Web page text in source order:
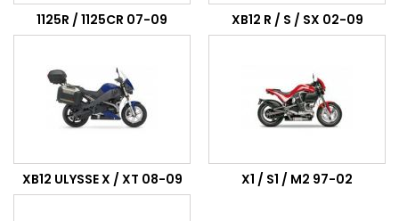
1125R / 1125CR 07-09 XB12 R / S / SX 02-09
XB12 ULYSSE X / XT 08-09 X1 / S1 / M2 97-02